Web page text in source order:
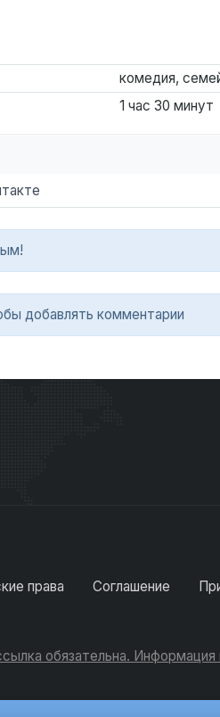
комедия,
1 час 30 минут
добавлять комментарии
права Соглашение
обязательна.